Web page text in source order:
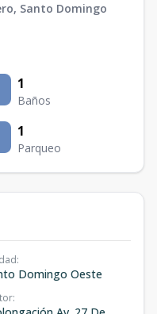
, Santo Domingo
1
Baños
1
Parqueo
:
Domingo Oeste
: